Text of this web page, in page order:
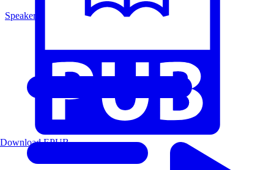
Speakers
Download EPUB